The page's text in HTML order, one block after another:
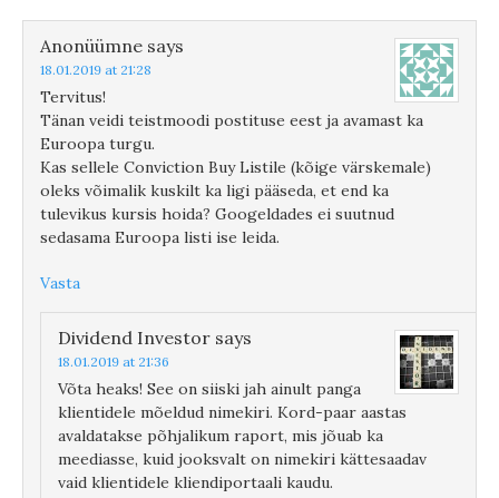
Anonüümne says
18.01.2019 at 21:28
Tervitus!
Tänan veidi teistmoodi postituse eest ja avamast ka
Euroopa turgu.
Kas sellele Conviction Buy Listile (kõige värskemale)
oleks võimalik kuskilt ka ligi pääseda, et end ka
tulevikus kursis hoida? Googeldades ei suutnud
sedasama Euroopa listi ise leida.
Vasta
Dividend Investor says
18.01.2019 at 21:36
Võta heaks! See on siiski jah ainult panga
klientidele mõeldud nimekiri. Kord-paar aastas
avaldatakse põhjalikum raport, mis jõuab ka
meediasse, kuid jooksvalt on nimekiri kättesaadav
vaid klientidele kliendiportaali kaudu.